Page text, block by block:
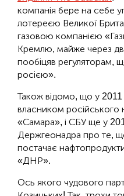
компанія бере на себе
лотереєю Великої
газовою компанією
Кремлю, майже через
пообіцяв регуляторам,
росією».
Також відомо, що у
власником російського
«Самара», і СБУ ще у
Держгеонадра про те,
постачає
«ДНР».
Ось якого чудового